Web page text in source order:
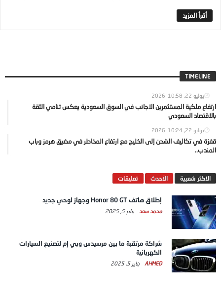
TIMELINE
يوليو 22, 2026 10:58
ارتفاع ملكية المستثمرين الاجانب في السوق السعودية يعكس تنامي الثقة
بالاقتصاد السعودي
يوليو 22, 2026 10:24
قفزة في تكاليف الشحن إلى الخليج مع ارتفاع المخاطر في مضيق هرمز وباب
المندب..
الاكثر شعبية الآحدث تعليقات
إطلاق هاتف Honor 80 GT وجهاز لوحي جديد
محمد سعد يناير 5, 2025
شراكة مرتقبة ما بين مرسيدس وبي إم لتصنيع السيارات
الكهربائية
AHMED يناير 5, 2025